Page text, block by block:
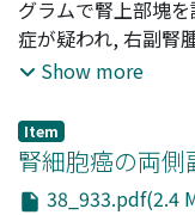
野口, 和美;木下, 裕
Kanji;Noguchi,
Toshio;Syuin, Taro
グラムで腎上部塊
症が疑われ, 右副腎
た.手術し, 肝右葉下
した.組織学的に肝
た.術後10ヵ月現在
Show more
Item
腎細胞癌の両側
38_933.pdf(2.4